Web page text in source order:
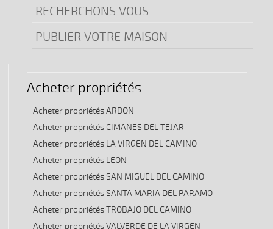
RECHERCHONS VOUS
PUBLIER VOTRE MAISON
Acheter propriétés
Acheter propriétés ARDON
Acheter propriétés CIMANES DEL TEJAR
Acheter propriétés LA VIRGEN DEL CAMINO
Acheter propriétés LEON
Acheter propriétés SAN MIGUEL DEL CAMINO
Acheter propriétés SANTA MARIA DEL PARAMO
Acheter propriétés TROBAJO DEL CAMINO
Acheter propriétés VALVERDE DE LA VIRGEN